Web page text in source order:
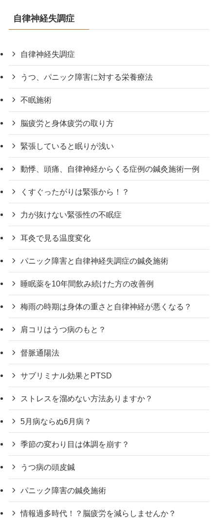
自律神経失調症
自律神経失調症
うつ、パニック障害に対する栄養療法
不眠施術
脳疲労と身体疲労の取り方
緊張していると眠りが浅い
動悸、頭痛、自律神経からくる症例の鍼灸施術一例
くすぐったがりは緊張から！？
力が抜けない緊張性の不眠症
耳灸で見る温度変化
パニック障害と自律神経失調症の鍼灸施術
睡眠薬を10年間飲み続けた方の改善例
梅雨の時期は身体の重さと自律神経が悪くなる？
肩コリはうつ病のもと？
督脈通陽法
サブリミナル効果とPTSD
ストレスを溜めない方法ありますか？
5月病ならぬ6月病？
季節の変わり目は体調を崩す？
うつ病の頭皮鍼
パニック障害の鍼灸施術
情報過多時代！？脳疲労を減らしませんか？